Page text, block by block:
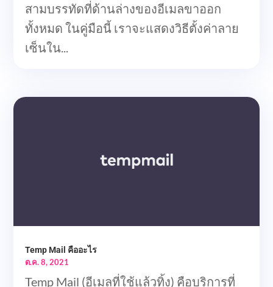
สามบรรทัดที่ด้านล่างของอีเมลขาออก
ทั้งหมด ในคู่มือนี้ เราจะแสดงวิธีตั้งค่าลาย
เซ็นใน...
Temp Mail คืออะไร
ต.ค. 8, 2021
Temp Mail (อีเมลที่ใช้แล้วทิ้ง) คือบริการที่